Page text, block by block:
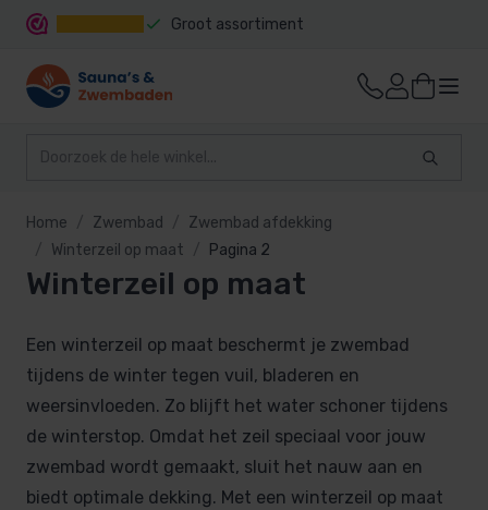
Groot assortiment
Home Zwembad
Zwembad afdekking
Winterzeil op maat
Pagina 2
Winterzeil op maat
Een winterzeil op maat beschermt je zwembad
tijdens de winter tegen vuil, bladeren en
weersinvloeden. Zo blijft het water schoner tijdens
de winterstop. Omdat het zeil speciaal voor jouw
zwembad wordt gemaakt, sluit het nauw aan en
biedt optimale dekking. Met een winterzeil op maat